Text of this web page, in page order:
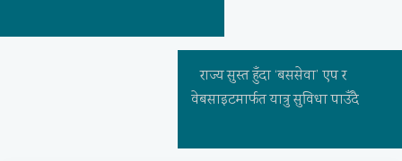
राज्य सुस्त हुँदा ‘बससेवा’ एप र
वेबसाइटमार्फत यात्रु सुविधा पाउँदै